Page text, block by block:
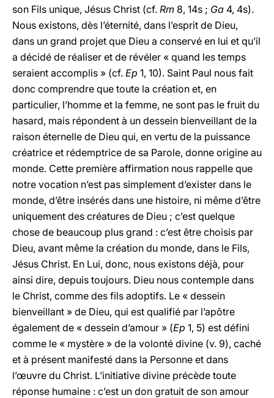
son Fils unique, Jésus Christ (cf. Rm 8, 14s ; Ga 4, 4s).
Nous existons, dès l’éternité, dans l’esprit de Dieu,
dans un grand projet que Dieu a conservé en lui et qu’il
a décidé de réaliser et de révéler « quand les temps
seraient accomplis » (cf. Ep 1, 10). Saint Paul nous fait
donc comprendre que toute la création et, en
particulier, l’homme et la femme, ne sont pas le fruit du
hasard, mais répondent à un dessein bienveillant de la
raison éternelle de Dieu qui, en vertu de la puissance
créatrice et rédemptrice de sa Parole, donne origine au
monde. Cette première affirmation nous rappelle que
notre vocation n’est pas simplement d’exister dans le
monde, d’être insérés dans une histoire, ni même d’être
uniquement des créatures de Dieu ; c’est quelque
chose de beaucoup plus grand : c’est être choisis par
Dieu, avant même la création du monde, dans le Fils,
Jésus Christ. En Lui, donc, nous existons déjà, pour
ainsi dire, depuis toujours. Dieu nous contemple dans
le Christ, comme des fils adoptifs. Le « dessein
bienveillant » de Dieu, qui est qualifié par l’apôtre
également de « dessein d’amour » (Ep 1, 5) est défini
comme le « mystère » de la volonté divine (v. 9), caché
et à présent manifesté dans la Personne et dans
l’œuvre du Christ. L’initiative divine précède toute
réponse humaine : c’est un don gratuit de son amour